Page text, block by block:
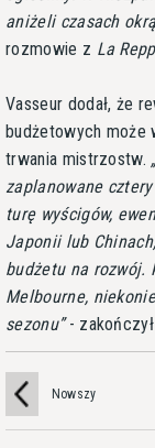
aniżeli czasach
rozmowie z La
Vasseur dodał, że
budżetowych może
trwania mistrzostw.
zaplanowane
turę wyścigów,
Japonii lub
budżetu na rozwój.
Melbourne,
sezonu -
Nowszy